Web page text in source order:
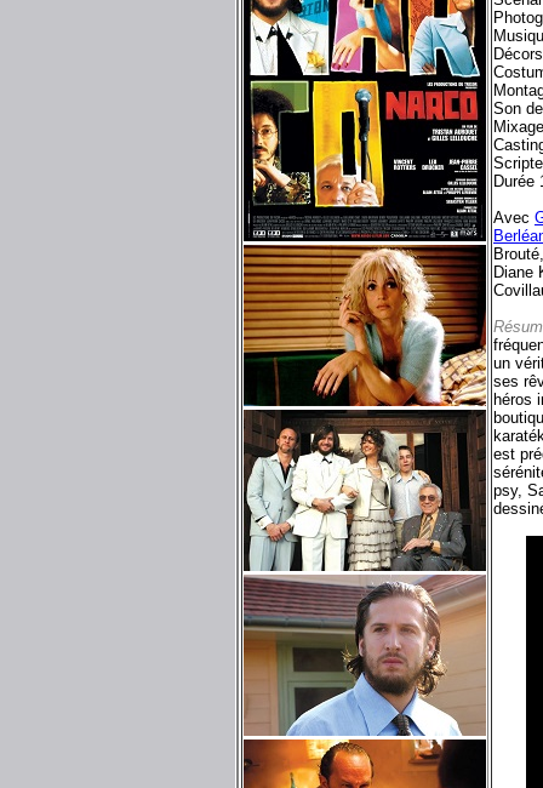
Son
Durée
Avec
Diane
un
ses
héros
est
psy,